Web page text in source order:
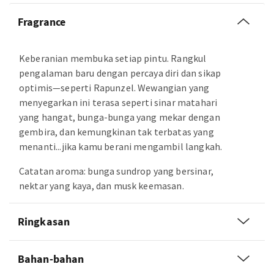
Fragrance
Keberanian membuka setiap pintu. Rangkul
pengalaman baru dengan percaya diri dan sikap
optimis—seperti Rapunzel. Wewangian yang
menyegarkan ini terasa seperti sinar matahari
yang hangat, bunga-bunga yang mekar dengan
gembira, dan kemungkinan tak terbatas yang
menanti...jika kamu berani mengambil langkah.
Catatan aroma: bunga sundrop yang bersinar,
nektar yang kaya, dan musk keemasan.
Ringkasan
Bahan-bahan